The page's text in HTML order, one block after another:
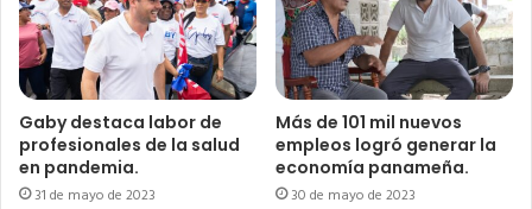
Gaby destaca labor de
profesionales de la salud
en pandemia.
31 de mayo de 2023
Más de 101 mil nuevos
empleos logró generar la
economía panameña.
30 de mayo de 2023